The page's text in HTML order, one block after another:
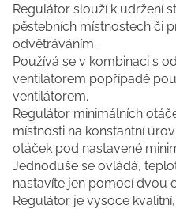
Regulátor slouží k udržení
pěstebních místnostech či
odvětráváním.
Používá se v kombinaci s
ventilátorem popřípadě
ventilátorem.
Regulátor minimálních
místnosti na konstantní
otáček pod nastavené
Jednoduše se ovládá,
nastavíte jen pomocí dvou
Regulátor je vysoce